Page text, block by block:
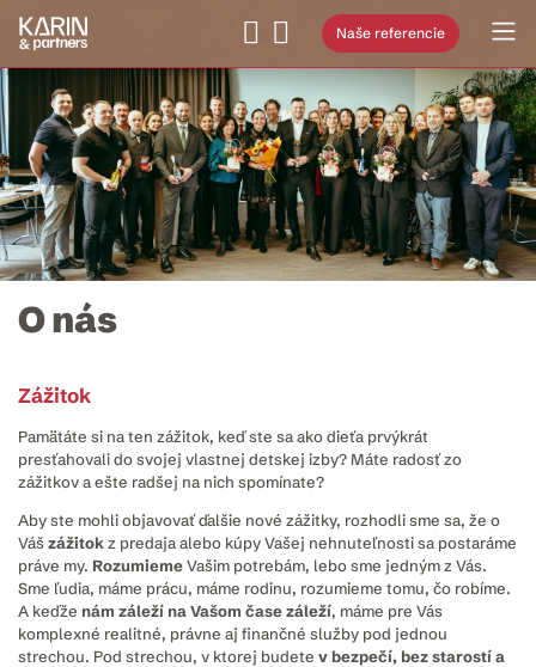
Naše referencie
O nás
Zážitok
Pamätáte si na ten zážitok, keď ste sa ako dieťa prvýkrát
presťahovali do svojej vlastnej detskej izby? Máte radosť zo
zážitkov a ešte radšej na nich spomínate?
Aby ste mohli objavovať ďalšie nové zážitky, rozhodli sme sa, že o
Váš zážitokz predaja alebo kúpy Vašej nehnuteľnosti sa postaráme
práve my. RozumiemeVašim potrebám, lebo sme jedným z Vás.
Sme ľudia, máme prácu, máme rodinu, rozumieme tomu, čo robíme.
A keďže nám záleží na Vašom čase záleží, máme pre Vás
komplexné realitné, právne aj finančné služby pod jednou
strechou. Pod strechou, v ktorej budete v bezpečí, bez starostí a